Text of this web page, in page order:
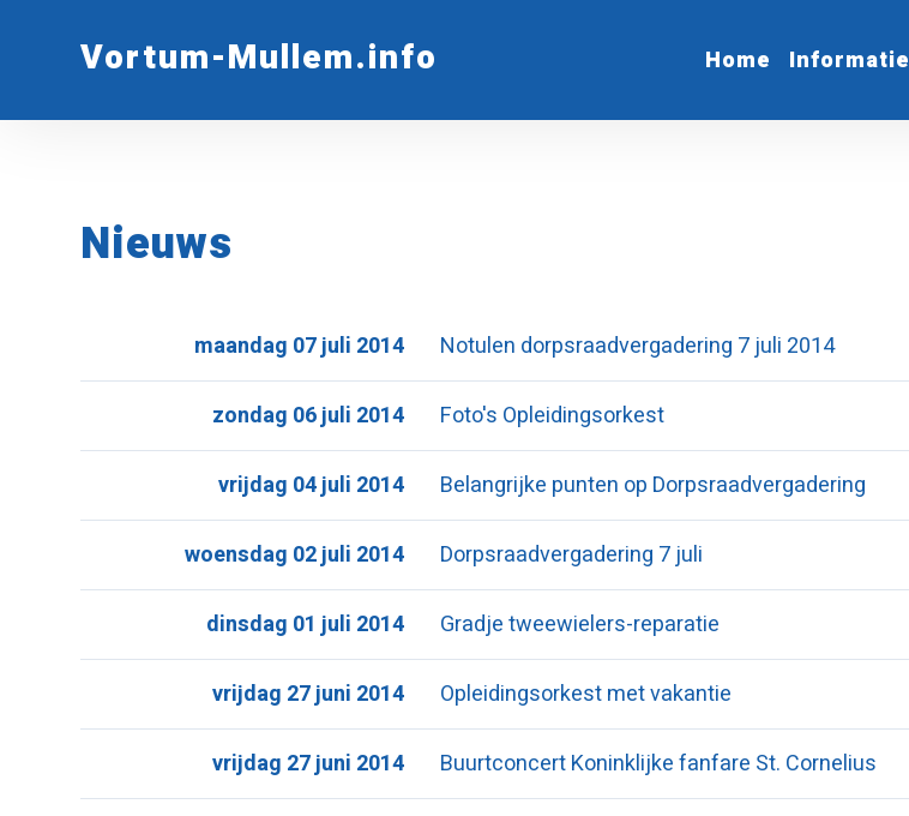
Vortum-Mullem.info Home Informatie
Nieuws
Notulen dorpsraadvergadering 7 juli 2014
maandag 07 juli 2014
Foto's Opleidingsorkest
zondag 06 juli 2014
Belangrijke punten op Dorpsraadvergadering
vrijdag 04 juli 2014
Dorpsraadvergadering 7 juli
woensdag 02 juli 2014
Gradje tweewielers-reparatie
dinsdag 01 juli 2014
Opleidingsorkest met vakantie
vrijdag 27 juni 2014
Buurtconcert Koninklijke fanfare St. Cornelius
vrijdag 27 juni 2014